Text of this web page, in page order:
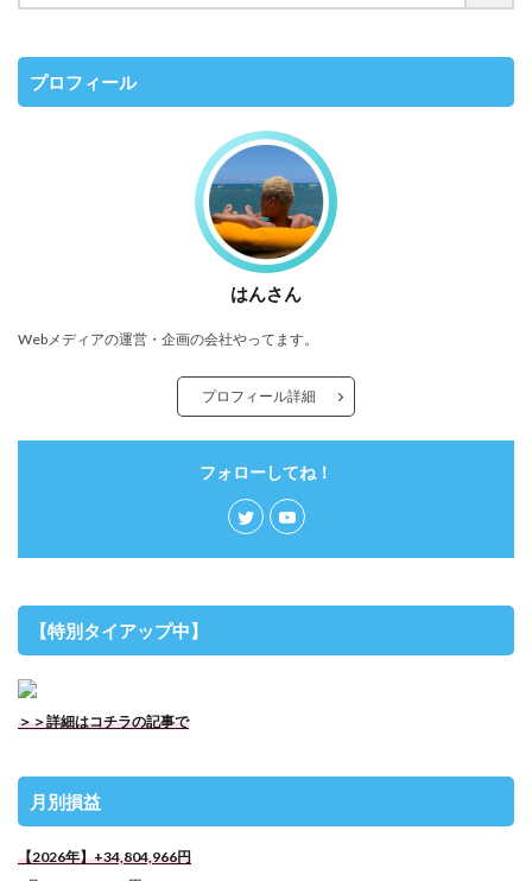
プロフィール
はんさん
Webメディアの運営・企画の会社やってます。
プロフィール詳細
フォローしてね！
【特別タイアップ中】
＞＞詳細はコチラの記事で
月別損益
【2026年】+34,804,966円